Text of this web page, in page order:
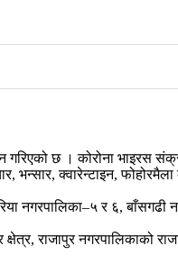
गरिएको छ । कोरोना भाइरस
क्वारेन्टाइन,
र ६, बाँसगढी
क्षेत्र, राजापुर नगरपालिकाको